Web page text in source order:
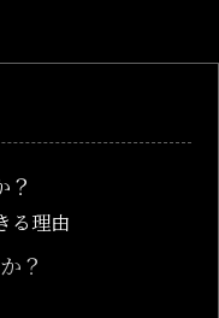
る理由
？